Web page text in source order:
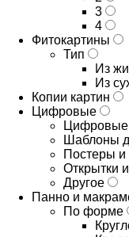
3
4
Фитокартины
Тип
Из
Из
Копии картин
Цифровые
Цифровые
Шаблоны
Постеры и
Открытки
Другое
Панно и
По форме